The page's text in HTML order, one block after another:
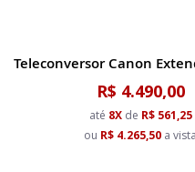
Teleconversor Canon
R$ 4.490,00
até 8Xde R$ 561,25
ou R$ 4.265,50 a vista